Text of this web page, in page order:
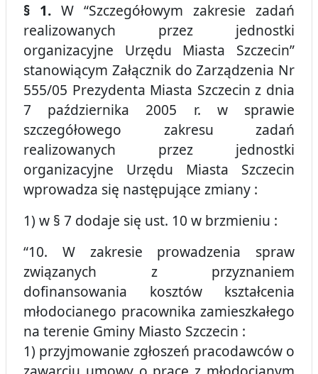
§ 1. W “Szczegółowym zakresie zadań
realizowanych przez jednostki
organizacyjne Urzędu Miasta Szczecin”
stanowiącym Załącznik do Zarządzenia Nr
555/05 Prezydenta Miasta Szczecin z dnia
7 października 2005 r. w sprawie
szczegółowego zakresu zadań
realizowanych przez jednostki
organizacyjne Urzędu Miasta Szczecin
wprowadza się następujące zmiany :
1) w § 7 dodaje się ust. 10 w brzmieniu :
“10. W zakresie prowadzenia spraw
związanych z przyznaniem
dofinansowania kosztów kształcenia
młodocianego pracownika zamieszkałego
na terenie Gminy Miasto Szczecin :
1) przyjmowanie zgłoszeń pracodawców o